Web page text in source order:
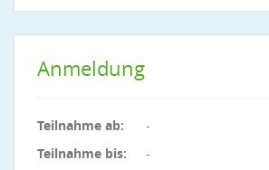
Anmeldung
Teilnahme ab:
-
Teilnahme bis:
-